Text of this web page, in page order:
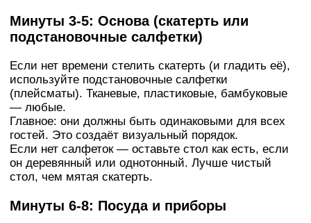
Минуты 3-5: Основа (скатерть или
подстановочные салфетки)
Если нет времени стелить скатерть (и гладить её),
используйте подстановочные салфетки
(плейсматы). Тканевые, пластиковые, бамбуковые
— любые.
Главное: они должны быть одинаковыми для всех
гостей. Это создаёт визуальный порядок.
Если нет салфеток — оставьте стол как есть, если
он деревянный или однотонный. Лучше чистый
стол, чем мятая скатерть.
Минуты 6-8: Посуда и приборы